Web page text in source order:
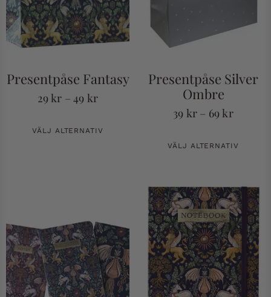
Presentpåse Fantasy
29kr – 49 kr
VÄLJ ALTERNATIV
Presentpåse Silver
Ombre
39 kr – 69kr
VÄLJ ALTERNATIV